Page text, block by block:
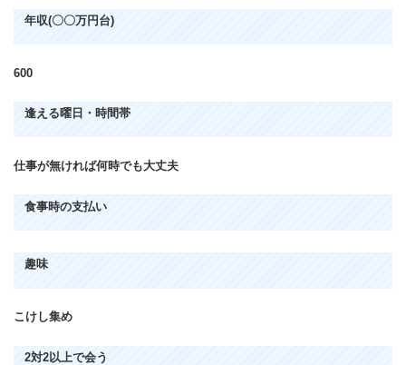
年収(〇〇万円台)
600
逢える曜日・時間帯
仕事が無ければ何時でも大丈夫
食事時の支払い
趣味
こけし集め
2対2以上で会う